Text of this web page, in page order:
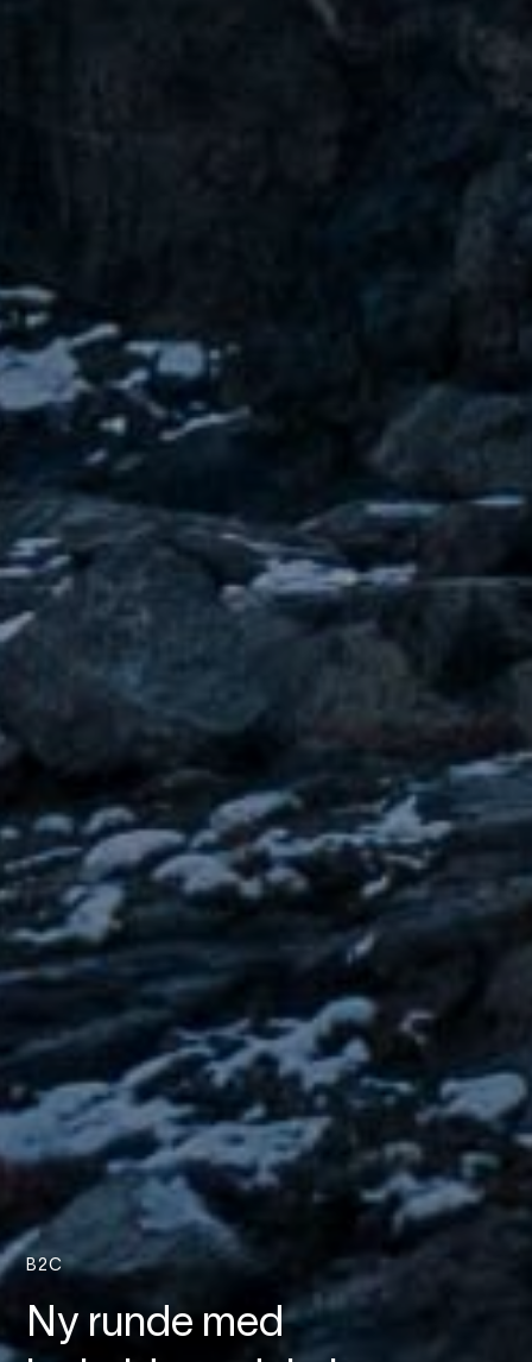
B2C
Ny runde med